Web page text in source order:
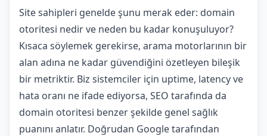
Site sahipleri genelde şunu merak eder: domain
otoritesi nedir ve neden bu kadar konuşuluyor?
Kısaca söylemek gerekirse, arama motorlarının bir
alan adına ne kadar güvendiğini özetleyen bileşik
bir metriktir. Biz sistemciler için uptime, latency ve
hata oranı ne ifade ediyorsa, SEO tarafında da
domain otoritesi benzer şekilde genel sağlık
puanını anlatır. Doğrudan Google tarafından